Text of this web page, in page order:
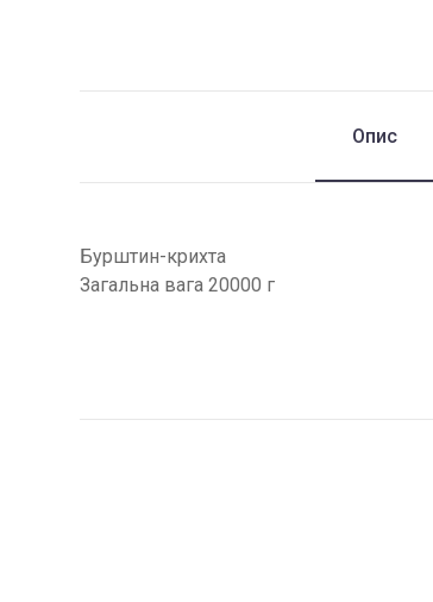
Опис
Бурштин-крихта
Загальна вага 20000 г